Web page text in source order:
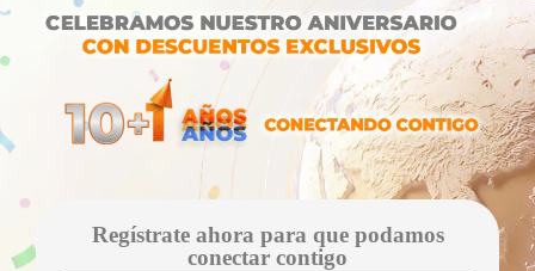
Regístrate ahora para que podamos
conectar contigo